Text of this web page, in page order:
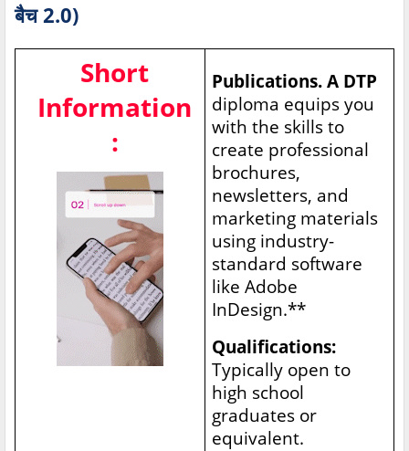
बैच 2.0)
Short
Information
:
Publications. A DTP
diploma equips you
with the skills to
create professional
brochures,
newsletters, and
marketing materials
using industry-
standard software
like Adobe
InDesign.**
Qualifications:
Typically open to
high school
graduates or
equivalent.